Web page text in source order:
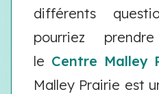
différents
pourriez
le Centre Malley
Malley Prairie est